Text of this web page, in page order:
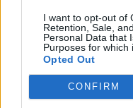
I want to opt-out of
Retention, Sale,
Personal Data that
Purposes for which
Opted Out
CONFIRM